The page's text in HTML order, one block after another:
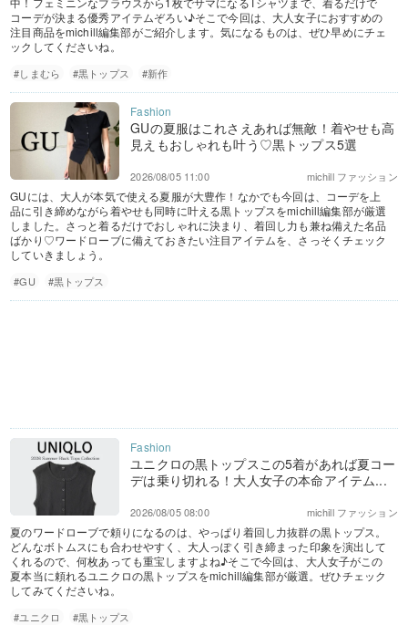
コーデが決まる優秀アイテムぞろい♪そこで今回は、大人女子におすすめの
注目商品をmichill編集部がご紹介します。気になるものは、ぜひ早めにチェ
ックしてくださいね。
#しまむら #黒トップス #新作
GUの夏服はこれさえあれば無敵！着やせも高
見えもおしゃれも叶う♡黒トップス5選
michill ファッション
2026/08/05 11:00
GUには、大人が本気で使える夏服が大豊作！なかでも今回は、コーデを上
品に引き締めながら着やせも同時に叶える黒トップスをmichill編集部が厳選
しました。さっと着るだけでおしゃれに決まり、着回し力も兼ね備えた名品
ばかり♡ワードローブに備えておきたい注目アイテムを、さっそくチェック
していきましょう。
#GU #黒トップス
ユニクロの黒トップスこの5着があれば夏コー
デは乗り切れる！大人女子の本命アイテム...
michill ファッション
2026/08/05 08:00
夏のワードローブで頼りになるのは、やっぱり着回し力抜群の黒トップス。
どんなボトムスにも合わせやすく、大人っぽく引き締まった印象を演出して
くれるので、何枚あっても重宝しますよね♪そこで今回は、大人女子がこの
夏本当に頼れるユニクロの黒トップスをmichill編集部が厳選。ぜひチェック
してみてくださいね。
#ユニクロ #黒トップス